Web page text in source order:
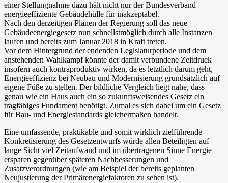
einer Stellungnahme dazu hält nicht nur der Bundesverband
energieeffiziente Gebäudehülle für inakzeptabel.
Nach den derzeitigen Plänen der Regierung soll das neue
Gebäudeenergiegesetz nun schnellstmöglich durch alle Instanzen
laufen und bereits zum Januar 2018 in Kraft treten.
Vor dem Hintergrund der endenden Legislaturperiode und dem
anstehenden Wahlkampf könnte der damit verbundene Zeitdruck
insofern auch kontraproduktiv wirken, da es letztlich darum geht,
Energieeffizienz bei Neubau und Modernisierung grundsätzlich auf
eigene Füße zu stellen. Der bildliche Vergleich liegt nahe, dass
genau wie ein Haus auch ein so zukunftsweisendes Gesetz ein
tragfähiges Fundament benötigt. Zumal es sich dabei um ein Gesetz
für Bau- und Energiestandards gleichermaßen handelt.
Eine umfassende, praktikable und somit wirklich zielführende
Konkretisierung des Gesetzentwurfs würde allen Beteiligten auf
lange Sicht viel Zeitaufwand und im übertragenen Sinne Energie
ersparen gegenüber späteren Nachbesserungen und
Zusatzverordnungen (wie am Beispiel der bereits geplanten
Neujustierung der Primärenergiefaktoren zu sehen ist).